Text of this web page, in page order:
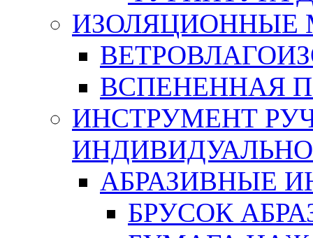
ИЗОЛЯЦИОННЫЕ
ВСПЕНЕННАЯ
ИНСТРУМЕНТ
АБРАЗИВНЫЕ
БРУСОК